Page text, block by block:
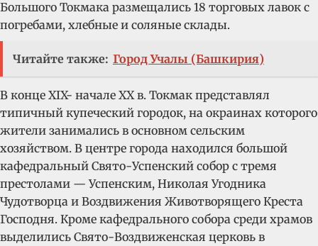
Большого Токмака размещались 18 торговых лавок с
погребами, хлебные и соляные склады.
Читайте также: Город Учалы (Башкирия)
В конце XIX- начале XX в. Токмак представлял
типичный купеческий городок, на окраинах которого
жители занимались в основном сельским
хозяйством. В центре города находился большой
кафедральный Свято-Успенский собор с тремя
престолами — Успенским, Николая Угодника
Чудотворца и Воздвижения Животворящего Креста
Господня. Кроме кафедрального собора среди храмов
выделились Свято-Воздвиженская церковь в